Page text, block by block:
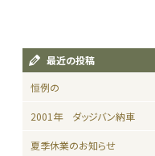
最近の投稿
恒例の
2001年 ダッジバン納車
夏季休業のお知らせ